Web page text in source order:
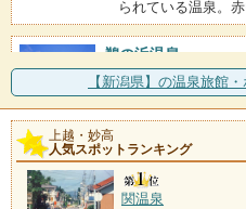
られている温泉。
鵜の浜温泉
施設数：4軒
日本海を望む鵜の
32年に石油のボー
燕温泉
施設数：3軒
岩ツバメの群生地
【新潟県】の温泉旅館
上越・妙高
人気スポットランキング
関温泉